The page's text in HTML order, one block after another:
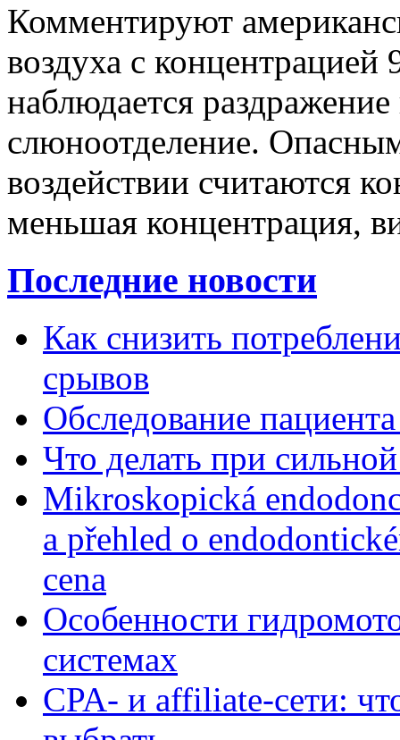
Комментируют
воздуха с
наблюдается
слюноотделение.
воздействии считаются
меньшая концентрация,
Последние новости
Как снизить
срывов
Обследование
Что делать при
Mikroskopická
a přehled o
cena
Особенности
системах
CPA- и affiliate-сети: